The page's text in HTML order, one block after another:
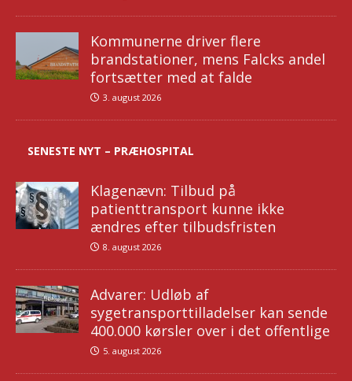
Kommunerne driver flere
brandstationer, mens Falcks andel
fortsætter med at falde
3. august 2026
SENESTE NYT – PRÆHOSPITAL
Klagenævn: Tilbud på
patienttransport kunne ikke
ændres efter tilbudsfristen
8. august 2026
Advarer: Udløb af
sygetransporttilladelser kan sende
400.000 kørsler over i det offentlige
5. august 2026